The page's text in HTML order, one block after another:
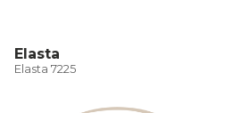
Elasta
Elasta 7225